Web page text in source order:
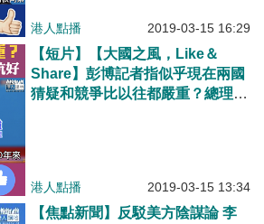
港人點播 2019-03-15 16:29
【短片】【大國之風，Like＆
Share】彭博記者指似乎現在兩國
猜疑和競爭比以往都嚴重？總理李
港人點播 2019-03-15 13:34
【焦點新聞】反駁美方陰謀論 李